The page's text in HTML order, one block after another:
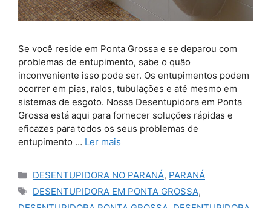
Se você reside em Ponta Grossa e se deparou com
problemas de entupimento, sabe o quão
inconveniente isso pode ser. Os entupimentos podem
ocorrer em pias, ralos, tubulações e até mesmo em
sistemas de esgoto. Nossa Desentupidora em Ponta
Grossa está aqui para fornecer soluções rápidas e
eficazes para todos os seus problemas de
entupimento … Ler mais
Categorias
DESENTUPIDORA NO PARANÁ, PARANÁ
Tags
DESENTUPIDORA EM PONTA GROSSA,